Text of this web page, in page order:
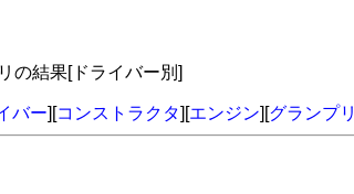
の結果[ドライバー別]
バー][コンストラクタ][エンジン][グランプリ